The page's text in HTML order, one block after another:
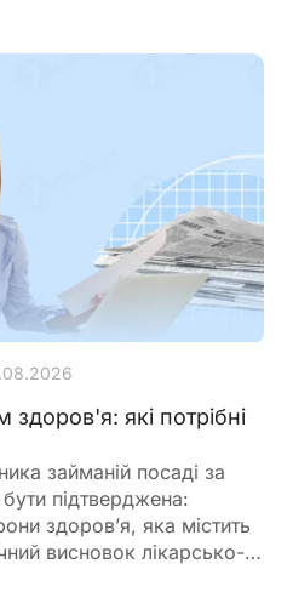
здоров'я: які потрібні
займаній посаді за
підтверджена:
здоров’я, яка містить
висновок лікарсько-